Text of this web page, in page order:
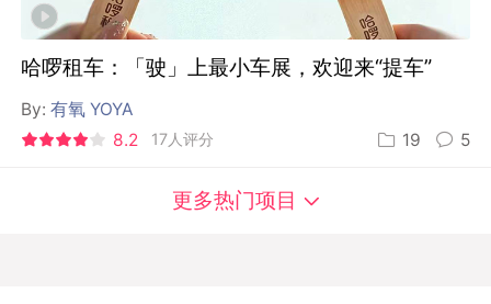
哈啰租车：「驶」上最小车展，欢迎来“提车”
By:有氧 YOYA
8.2
17人评分 19 5
更多热门项目